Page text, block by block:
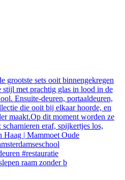
raam zonder b